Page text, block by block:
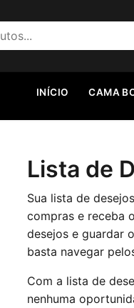
INÍCIO CAMA
Lista de
Sua lista de
compras e receba
desejos e guardar
basta navegar
Com a lista de
nenhuma